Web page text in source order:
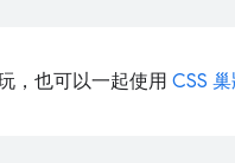
，也可以一起使用 CSS